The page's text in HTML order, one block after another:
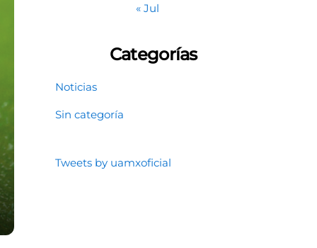
« Jul
Categorías
Noticias
Sin categoría
Tweets by uamxoficial